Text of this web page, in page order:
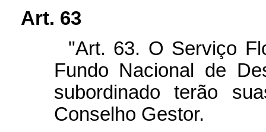
Art. 63
"Art. 63. O Serviço
Fundo Nacional de
subordinado terão
Conselho Gestor.